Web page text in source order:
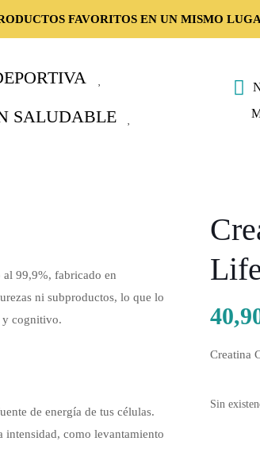
FAVORITOS EN UN MISMO
SALUDABLE
al 99,9%, fabricado en
ni subproductos, lo que lo
y cognitivo.
de energía de tus células.
intensidad, como levantamiento
Creatina
Sin